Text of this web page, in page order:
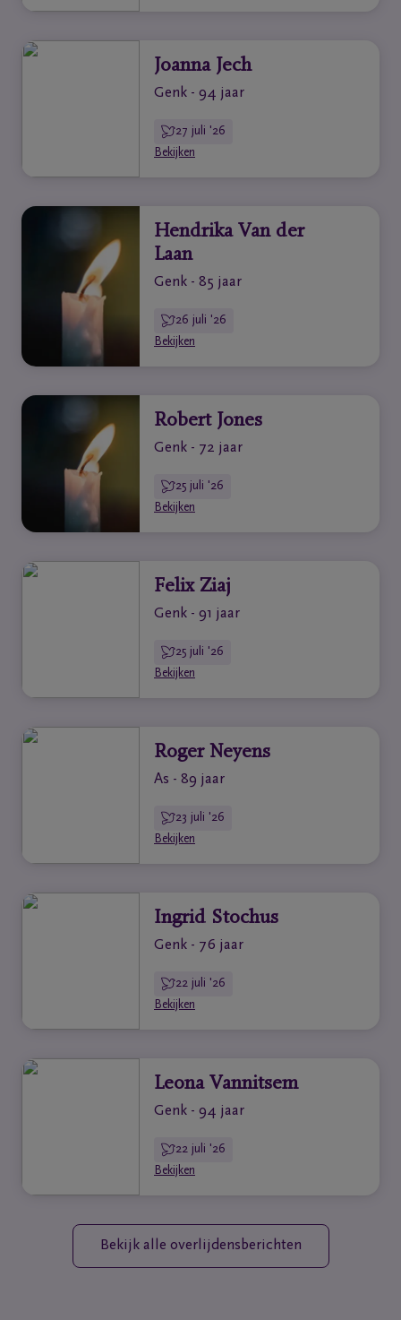
Joanna Jech
Genk - 94 jaar
27 juli '26
Bekijken
Hendrika Van der
Laan
Genk - 85 jaar
26 juli '26
Bekijken
Robert Jones
Genk - 72 jaar
25 juli '26
Bekijken
Felix Ziaj
Genk - 91 jaar
25 juli '26
Bekijken
Roger Neyens
As - 89 jaar
23 juli '26
Bekijken
Ingrid Stochus
Genk - 76 jaar
22 juli '26
Bekijken
Leona Vannitsem
Genk - 94 jaar
22 juli '26
Bekijken
Bekijk alle overlijdensberichten